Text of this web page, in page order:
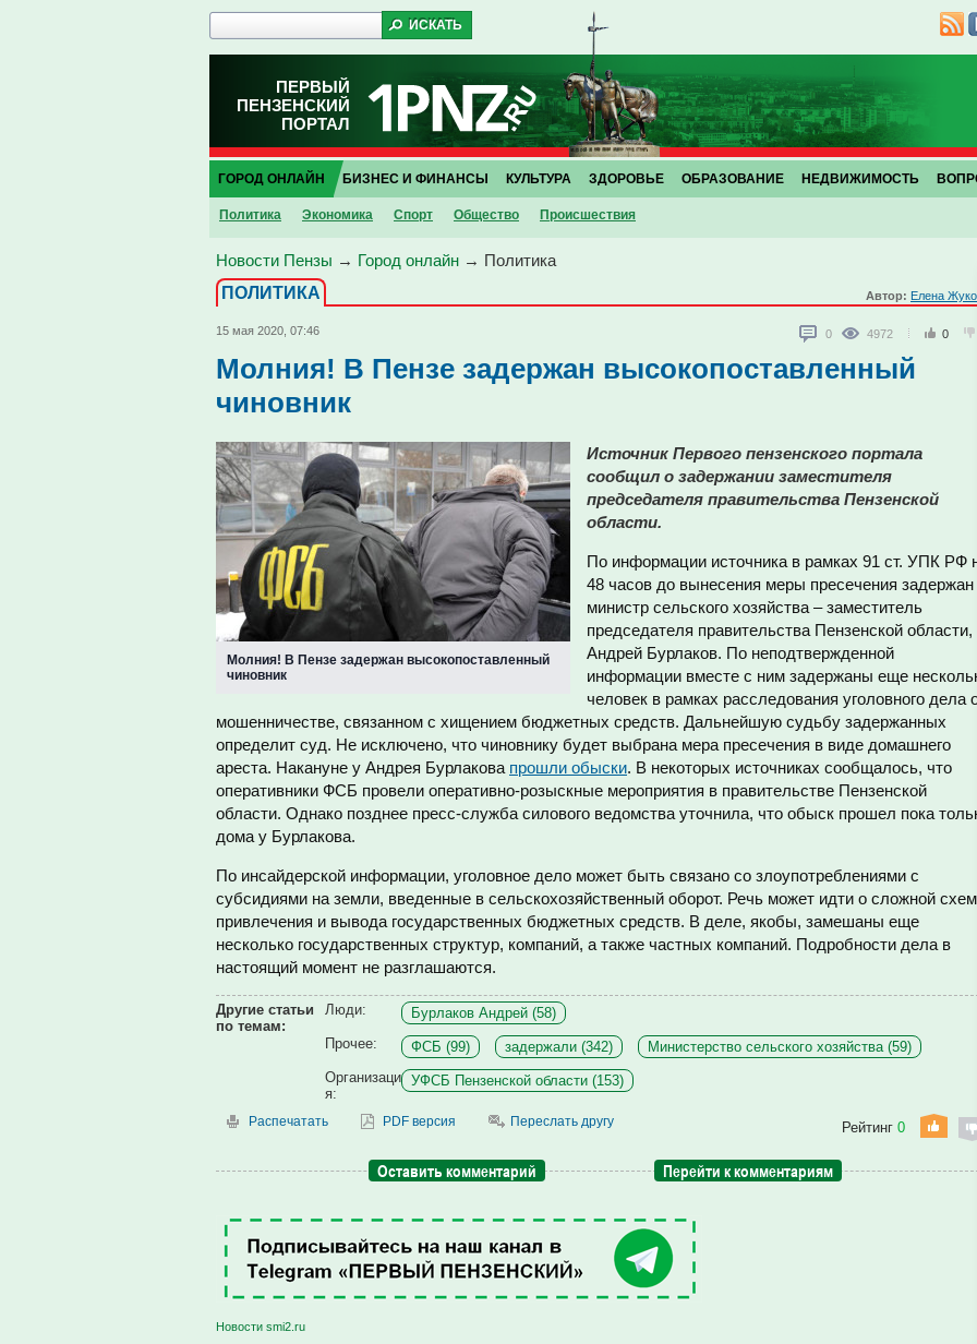
ПЕРВЫЙ
ПЕНЗЕНСКИЙ
ПОРТАЛ
ГОРОД ОНЛАЙН
Политика Экономика Спорт Общество Проиcшествия
БИЗНЕС И ФИНАНСЫ КУЛЬТУРА ЗДОРОВЬЕ ОБРАЗОВАНИЕ НЕДВИЖИМОСТЬ
Новости Пензы → Город онлайн → Политика
ПОЛИТИКА
Автор: Елена
15 мая 2020, 07:46 0 4972 0
Молния! В Пензе задержан высокопоставленный
чиновник
Молния! В Пензе задержан высокопоставленный
чиновник
Источник Первого пензенского портала
сообщил о задержании заместителя
председателя правительства Пензенской
области.
По информации источника в рамках 91 ст. УПК РФ
48 часов до вынесения меры пресечения задержан
министр сельского хозяйства – заместитель
председателя правительства Пензенской области,
Андрей Бурлаков. По неподтвержденной
информации вместе с ним задержаны еще
человек в рамках расследования уголовного дела
мошенничестве, связанном с хищением бюджетных средств. Дальнейшую судьбу задержанных
определит суд. Не исключено, что чиновнику будет выбрана мера пресечения в виде домашнего
ареста. Накануне у Андрея Бурлакова прошли обыски. В некоторых источниках сообщалось, что
оперативники ФСБ провели оперативно-розыскные мероприятия в правительстве Пензенской
области. Однако позднее пресс-служба силового ведомства уточнила, что обыск прошел пока
дома у Бурлакова.
По инсайдерской информации, уголовное дело может быть связано со злоупотреблениями с
субсидиями на земли, введенные в сельскохозяйственный оборот. Речь может идти о сложной
привлечения и вывода государственных бюджетных средств. В деле, якобы, замешаны еще
несколько государственных структур, компаний, а также частных компаний. Подробности дела в
настоящий момент не разглашаются.
Другие статьи
по темам:
Люди:
Бурлаков Андрей (58)
Прочее:
ФСБ (99) задержали (342)
Министерство сельского хозяйства (59)
Организаци
я:
УФСБ Пензенской области (153)
Распечатать PDF версия Переслать другу Рейтинг 0
Оставить комментарий Перейти к комментариям
Новости smi2.ru